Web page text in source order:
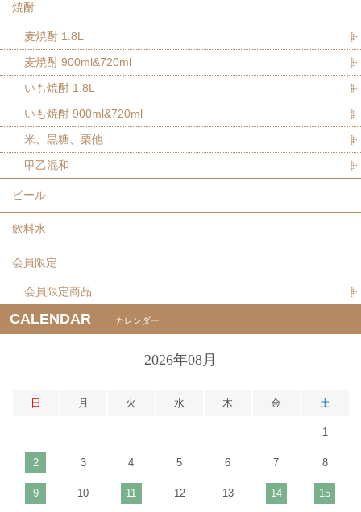
焼酎
麦焼酎 1.8L
麦焼酎 900ml&720ml
いも焼酎 1.8L
いも焼酎 900ml&720ml
米、黒糖、栗他
甲乙混和
ビール
飲料水
会員限定
会員限定商品
CALENDAR カレンダー
2026年08月
日 月 火 水 木 金 土
1
2 3 4 5 6 7 8
9 10 11 12 13 14 15